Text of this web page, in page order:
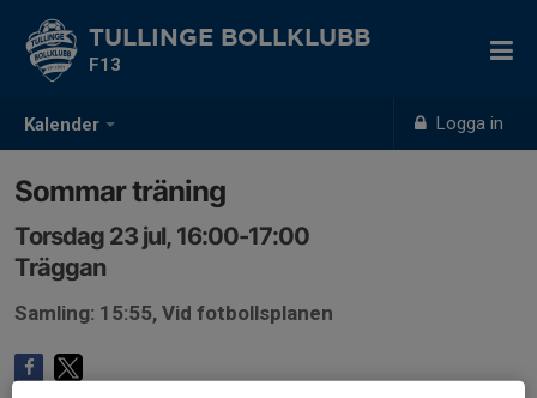
Kalender Logga in
TULLINGE BOLLKLUBB
F13
Sommar träning
Torsdag 23 jul, 16:00-17:00
Träggan
Samling: 15:55, Vid fotbollsplanen